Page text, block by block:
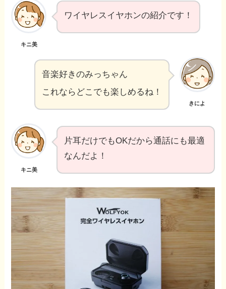
キニ美
ワイヤレスイヤホンの紹介です！
きによ
音楽好きのみっちゃん
これならどこでも楽しめるね！
キニ美
片耳だけでもOKだから通話にも最適
なんだよ！